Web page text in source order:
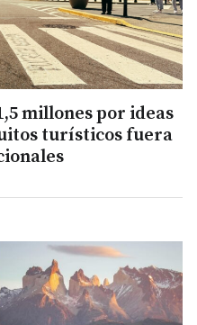
millones por ideas
turísticos fuera